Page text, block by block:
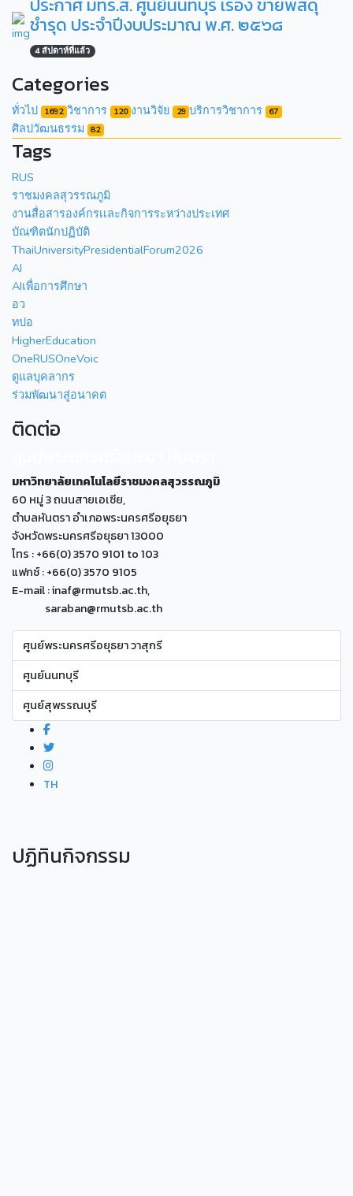
ชำรุด ประจำปีงบประมาณ พ.ศ. ๒๕๖๘
4 สัปดาห์ที่แล้ว
Categories
ทั่วไป 1692 วิชาการ 120 งานวิจัย 29 บริการวิชาการ 67
ศิลปวัฒนธรรม 82
Tags
RUS
ราชมงคลสุวรรณภูมิ
งานสื่อสารองค์กรเเละกิจการระหว่างประเทศ
บัณฑิตนักปฏิบัติ
ThaiUniversityPresidentialForum2026
AI
AIเพื่อการศึกษา
อว
ทปอ
HigherEducation
OneRUSOneVoic
ดูแลบุคลากร
ร่วมพัฒนาสู่อนาคต
ติดต่อ
มหาวิทยาลัยเทคโนโลยีราชมงคลสุวรรณภูมิ
60 หมู่ 3 ถนนสายเอเซีย,
ตำบลหันตรา อำเภอพระนครศรีอยุธยา
จังหวัดพระนครศรีอยุธยา 13000
โทร : +66(0) 3570 9101 to 103
แฟกซ์ : +66(0) 3570 9105
E-mail : inaf@rmutsb.ac.th,
saraban@rmutsb.ac.th
ศูนย์พระนครศรีอยุธยา วาสุกรี
ศูนย์นนทบุรี
ศูนย์สุพรรณบุรี
TH
ปฏิทินกิจกรรม